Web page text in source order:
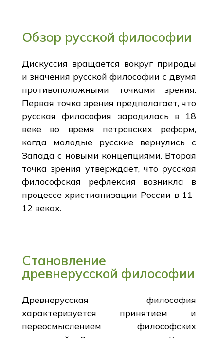
Обзор русской философии
Дискуссия вращается вокруг природы
и значения русской философии с двумя
противоположными точками зрения.
Первая точка зрения предполагает, что
русская философия зародилась в 18
веке во время петровских реформ,
когда молодые русские вернулись с
Запада с новыми концепциями. Вторая
точка зрения утверждает, что русская
философская рефлексия возникла в
процессе христианизации России в 11-
12 веках.
Становление
древнерусской философии
Древнерусская философия
характеризуется принятием и
переосмыслением философских